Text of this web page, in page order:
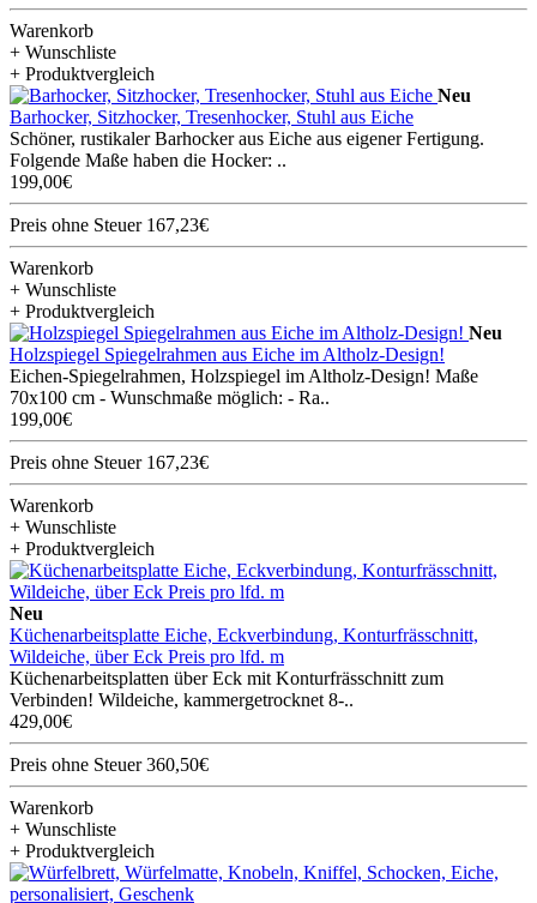
Warenkorb
+ Wunschliste
+ Produktvergleich
Neu
Barhocker, Sitzhocker, Tresenhocker, Stuhl aus Eiche
Schöner, rustikaler Barhocker aus Eiche aus eigener Fertigung.
Folgende Maße haben die Hocker: ..
199,00€
Preis ohne Steuer 167,23€
Warenkorb
+ Wunschliste
+ Produktvergleich
Neu
Holzspiegel Spiegelrahmen aus Eiche im Altholz-Design!
Eichen-Spiegelrahmen, Holzspiegel im Altholz-Design! Maße
70x100 cm - Wunschmaße möglich: - Ra..
199,00€
Preis ohne Steuer 167,23€
Warenkorb
+ Wunschliste
+ Produktvergleich
Neu
Küchenarbeitsplatte Eiche, Eckverbindung, Konturfrässchnitt,
Wildeiche, über Eck Preis pro lfd. m
Küchenarbeitsplatten über Eck mit Konturfrässchnitt zum
Verbinden! Wildeiche, kammergetrocknet 8-..
429,00€
Preis ohne Steuer 360,50€
Warenkorb
+ Wunschliste
+ Produktvergleich